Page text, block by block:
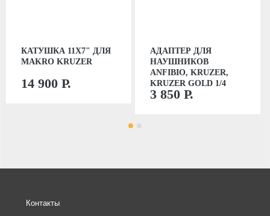
КАТУШКА 11Х7" ДЛЯ
MAKRO KRUZER
14 900 Р.
АДАПТЕР ДЛЯ
НАУШНИКОВ
ANFIBIO, KRUZER,
KRUZER GOLD 1/4
3 850 Р.
Контакты